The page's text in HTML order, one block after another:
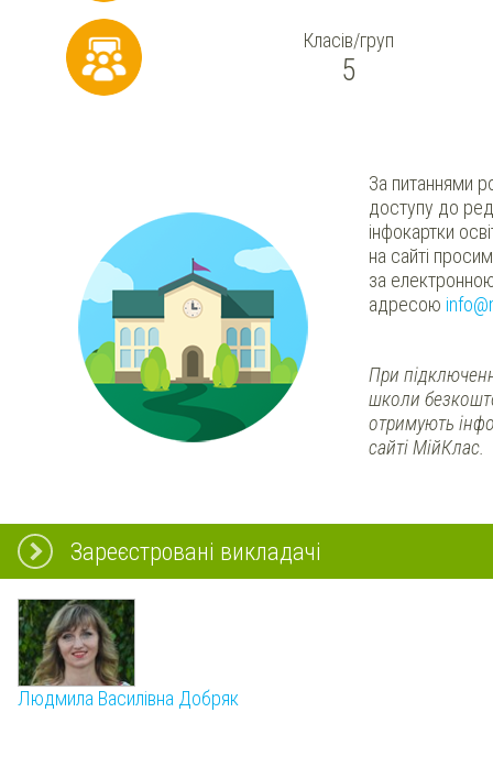
Класів/груп
5
За питаннями
доступу до
інфокартки
на сайті
за
адресою
При
школи
отримують
сайті МійКлас.
Зареєстровані викладачі
Людмила Василівна Добряк